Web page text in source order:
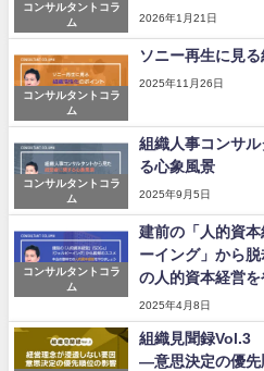
コンサルタントコラ
ム
2026年1月21日
コンサルタントコラ
ム
ソニー再生に見
2025年11月26日
コンサルタントコラ
ム
組織人事コンサ
る心象風景
2025年9月5日
コンサルタントコラ
ム
建前の「人的資
ーイング」から
の人的資本経営
2025年4月8日
組織見聞録Vol.3
―意思決定の優先